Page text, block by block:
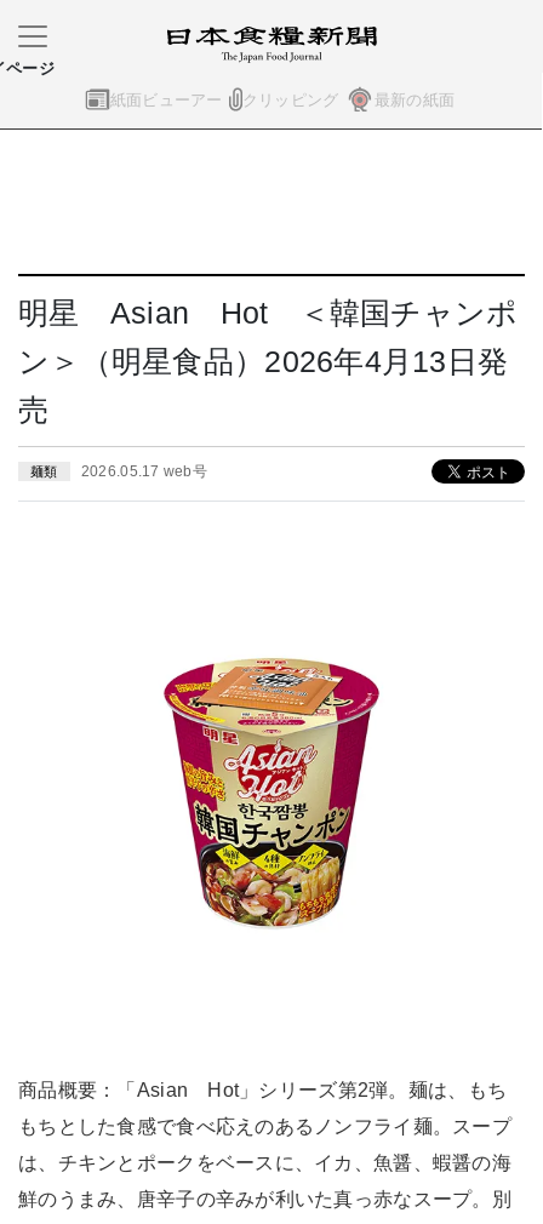
紙面ビューアー クリッピング 最新の紙面
ページ
明星 Asian Hot ＜韓国チャンポ
ン＞（明星食品）2026年4月13日発
売
麺類 2026.05.17 web号
商品概要：「Asian Hot」シリーズ第2弾。麺は、もち
もちとした食感で食べ応えのあるノンフライ麺。スープ
は、チキンとポークをベースに、イカ、魚醤、蝦醤の海
鮮のうまみ、唐辛子の辛みが利いた真っ赤なスープ。別